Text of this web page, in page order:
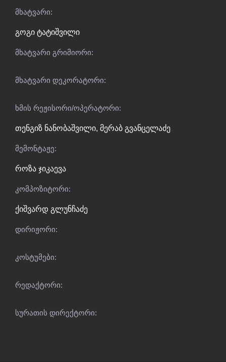
მხატვარი:
გოგი ტატიშვილი
მხატვარი გრიმიორი:
მხატვარი დეკორატორი:
ხმის რეჟისორი/ოპერატორი:
თენგიზ ნანობაშვილი, მერაბ გვანცელაძე
მემონტაჟე:
როზა ჯიკაევა
კომპოზიტორი:
ქიშვარდ გლუნჩაძე
დირიჟორი:
კოსტუმები:
რედაქტორი:
სურათის დირექტორი: